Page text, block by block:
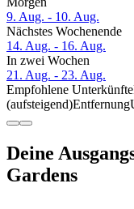
9. Aug. - 10. Aug.
Nächstes Wochenende
14. Aug. - 16. Aug.
In zwei Wochen
21. Aug. - 23. Aug.
Empfohlene Unterkünfte
(aufsteigend)Entfernung
Deine
Gardens